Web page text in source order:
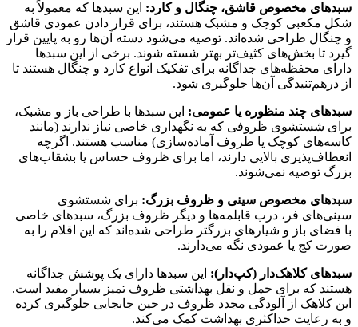
سبدهای مخصوص قاشق، چنگال و کارد: این سبدها که معمولاً به
شکل مکعبی کوچک و مشبک هستند، برای قرار دادن عمودی قاشق
و چنگال طراحی شده‌اند. توصیه می‌شود دسته آن‌ها رو به پایین قرار
گیرد تا بخش‌های کثیف‌تر بهتر شسته شوند. برخی از این سبدها
دارای محفظه‌های جداگانه برای تفکیک انواع کارد و چنگال هستند تا
از درهم‌تنیدگی آن‌ها جلوگیری شود.
سبدهای چند منظوره یا عمومی: این سبدها با طراحی باز و مشبک،
برای شستشوی ظروفی که به نگهداری خاصی نیاز ندارند (مانند
کاسه‌های کوچک یا ظروف آماده‌سازی) مناسب هستند. اگرچه
انعطاف‌پذیری بالایی دارند، اما برای ظروف حساس یا بشقاب‌های
بزرگ توصیه نمی‌شوند.
سبدهای مخصوص سینی و ظروف بزرگ: برای شستشوی
سینی‌های فر، درب قابلمه‌ها و دیگر ظروف بزرگ، سبدهای خاصی
با فضای باز و شیارهای بزرگتر طراحی شده‌اند که این اقلام را به
صورت کج یا عمودی نگه می‌دارند.
سبدهای کلاهک‌دار (کپ‌دار): این سبدها دارای یک پوشش جداگانه
هستند که برای حمل و نقل بهداشتی ظروف تمیز بسیار مفید است.
این کلاهک از آلودگی مجدد ظروف در حین جابجایی جلوگیری کرده
و به رعایت حداکثری بهداشت کمک می‌کند.